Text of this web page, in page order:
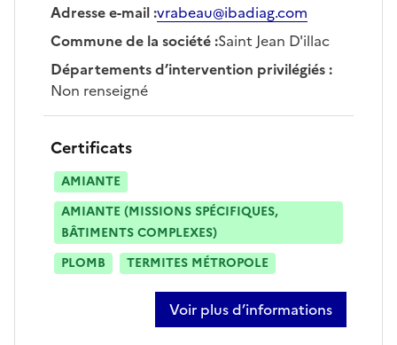
Adresse e-mail:vrabeau@ibadiag.com
Commune de la société:Saint Jean D'illac
Départements d’intervention privilégiés:
Non renseigné
Certificats
AMIANTE
AMIANTE (MISSIONS SPÉCIFIQUES,
BÂTIMENTS COMPLEXES)
PLOMB
TERMITES MÉTROPOLE
Voir plus d’informations
sur virginie rabeau